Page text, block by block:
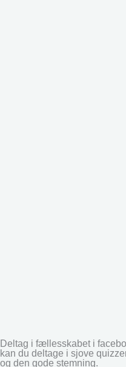
Deltag i fællesskabet i
kan du deltage i sjove
og den gode stemning.